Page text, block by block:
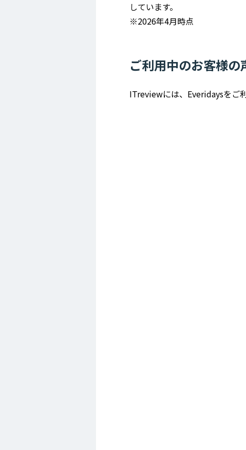
しています。
※2026年4月時点
ご利用中のお客様の
ITreviewには、Everidaysをご